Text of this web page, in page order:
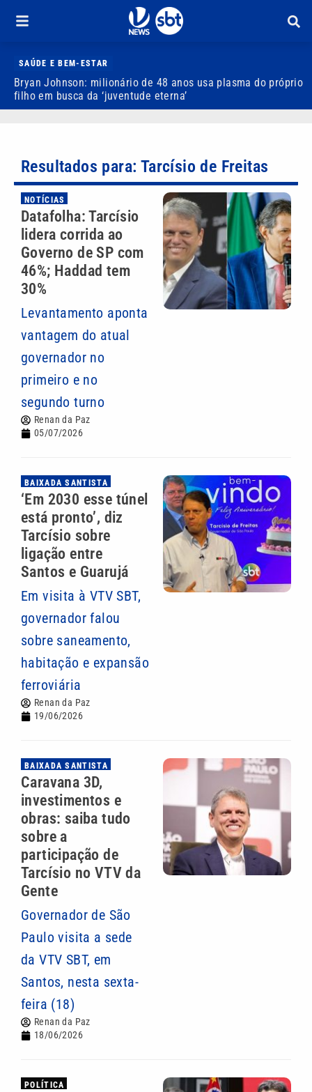
SAÚDE E BEM-ESTAR
Bryan Johnson: milionário de 48 anos usa plasma do próprio
filho em busca da ‘juventude eterna’
Resultados para: Tarcísio de Freitas
NOTÍCIAS
Datafolha: Tarcísio
lidera corrida ao
Governo de SP com
46%; Haddad tem
30%
Levantamento aponta
vantagem do atual
governador no
primeiro e no
segundo turno
Renan da Paz
05/07/2026
BAIXADA SANTISTA
‘Em 2030 esse túnel
está pronto’, diz
Tarcísio sobre
ligação entre
Santos e Guarujá
Em visita à VTV SBT,
governador falou
sobre saneamento,
habitação e expansão
ferroviária
Renan da Paz
19/06/2026
BAIXADA SANTISTA
Caravana 3D,
investimentos e
obras: saiba tudo
sobre a
participação de
Tarcísio no VTV da
Gente
Governador de São
Paulo visita a sede
da VTV SBT, em
Santos, nesta sexta-
feira (18)
Renan da Paz
18/06/2026
POLÍTICA